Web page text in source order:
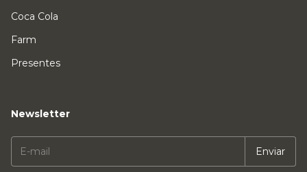
Coca Cola
Farm
Presentes
Newsletter